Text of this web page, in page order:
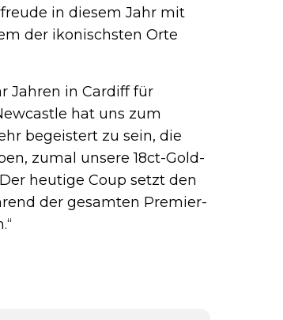
in diesem Jahr mit
der ikonischsten Orte
Jahren in Cardiff für
hat uns zum
begeistert zu sein, die
zumal unsere 18ct-Gold-
heutige Coup setzt den
der gesamten Premier-